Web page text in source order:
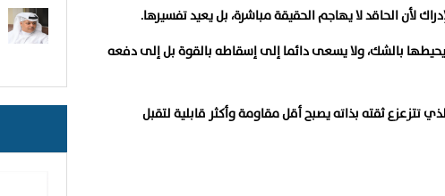
لأن الحاقد لا يهاجم الحقيقة مباشرة، بل يعيد تفسيرها.
بالشك، ولا يسعى دائما إلى إسقاطه بالقوة بل إلى دفعه
تتزعزع ثقته بذاته يصبح أقل مقاومة وأكثر قابلية لتقبل